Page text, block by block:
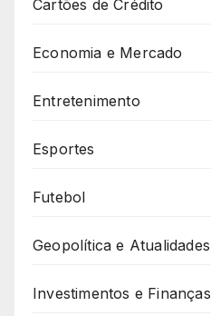
Cartões de Crédito
Economia e Mercado
Entretenimento
Esportes
Futebol
Geopolítica e Atualidades
Investimentos e Finanças